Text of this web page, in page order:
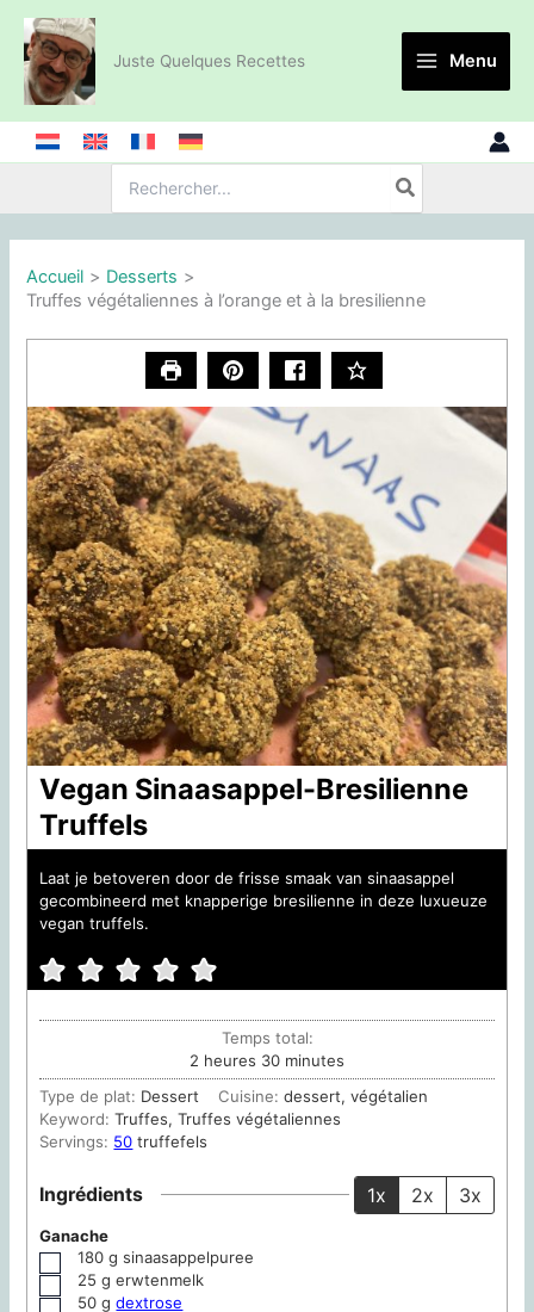
Aller
contenu
Juste Quelques Recettes Menu
de
Accueil
Desserts
Truffes végétaliennes à l’orange et à la bresilienne
Vegan Sinaasappel-Bresilienne
Truffels
Laat je betoveren door de frisse smaak van sinaasappel
gecombineerd met knapperige bresilienne in deze luxueuze
vegan truffels.
Temps total:
2 heures
heures 30minutes
minutes
Type de plat: Dessert Cuisine:dessert, végétalien
Keyword:Truffes, Truffes végétaliennes
Servings: 50 truffefels
Ingrédients 1x 2x 3x
Ganache
▢
180 g sinaasappelpuree
▢
25 g erwtenmelk
▢
50 g dextrose